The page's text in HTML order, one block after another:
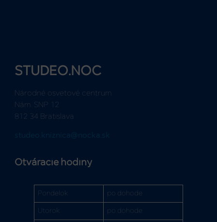
STUDEO.NOC
Národné osvetové centrum
Nám. SNP 12
812 34 Bratislava
studeo.kniznica@nocka.sk
Otváracie hodiny
Pondelok po dohode
Utorok po dohode